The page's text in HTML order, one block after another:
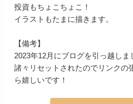
投資もちょこちょこ！
イラストもたまに描きます。
【備考】
2023年12月にブログを引っ越しま
諸々リセットされたのでリンクの
ら嬉しいです！